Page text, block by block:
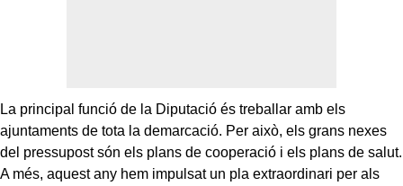
La principal funció de la Diputació és treballar amb els
ajuntaments de tota la demarcació. Per això, els grans nexes
del pressupost són els plans de cooperació i els plans de salut.
A més, aquest any hem impulsat un pla extraordinari per als